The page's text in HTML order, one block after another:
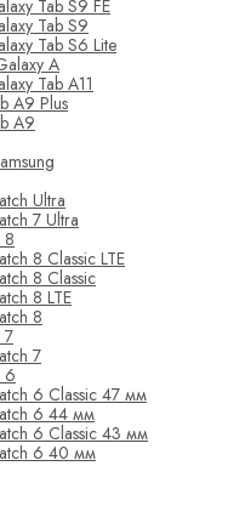
Tab S9 FE
Tab S9
Tab S6 Lite
A
Tab A11
A9 Plus
A9
Ultra
7 Ultra
8
8 Classic LTE
8 Classic
8 LTE
8
7
7
6
6 Classic 47 мм
6 44 мм
6 Classic 43 мм
6 40 мм